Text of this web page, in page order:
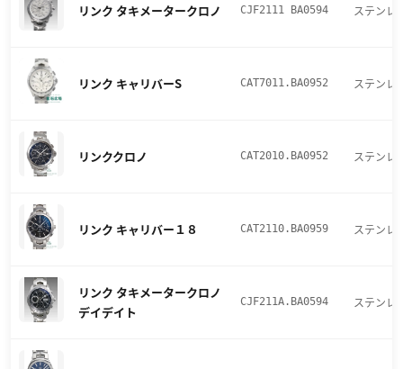
リンク タキメータークロノ CJF2111 BA0594 ステンレ
リンク キャリバーS CAT7011.BA0952 ステンレ
リンククロノ CAT2010.BA0952 ステンレ
リンク キャリバー１８ CAT2110.BA0959 ステンレ
リンク タキメータークロノ
デイデイト
CJF211A.BA0594 ステンレ